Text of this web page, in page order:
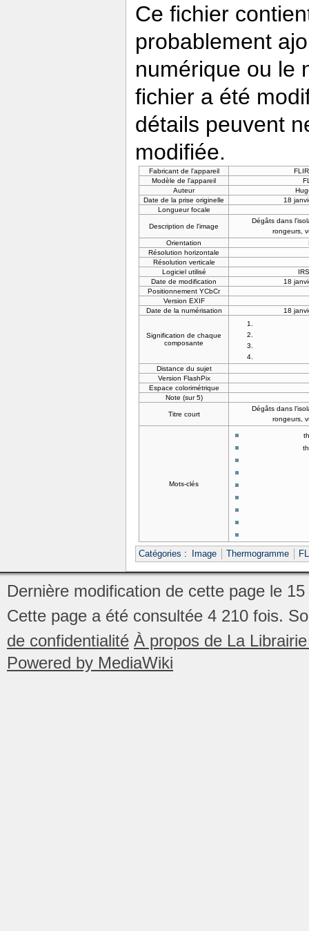
Ce fichier
probablement
numérique ou le
fichier a été
détails peuvent
modifiée.
Fabricant de l'appareil
Modèle de l'appareil
Auteur
Date de la prise originelle
18
Longueur focale
Description de l'image
Dégâts dans
rongeurs,
Orientation
Résolution horizontale
Résolution verticale
Logiciel utilisé
Date de modification
18
Positionnement YCbCr
Version EXIF
Date de la numérisation
18
Signification de chaque
composante
Distance du sujet
Version FlashPix
Espace colorimétrique
Note (sur 5)
Titre court
Dégâts dans
rongeurs,
Mots-clés
Catégories : Image Thermogramme
Dernière modification de cette page le
Cette page a été consultée 4 210 fois.
de confidentialité À propos de La
Powered by MediaWiki